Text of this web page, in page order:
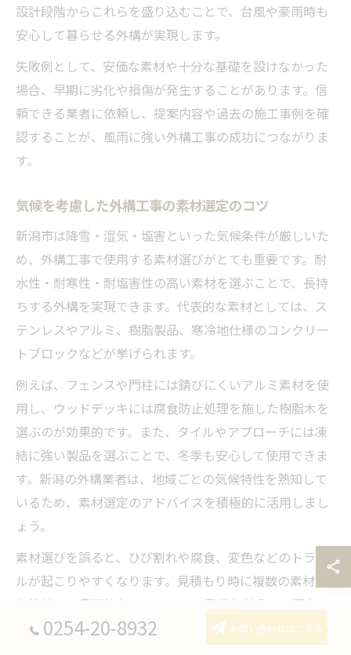
設計段階からこれらを盛り込むことで、台風や豪雨時も
安心して暮らせる外構が実現します。
失敗例として、安価な素材や十分な基礎を設けなかった
場合、早期に劣化や損傷が発生することがあります。信
頼できる業者に依頼し、提案内容や過去の施工事例を確
認することが、風雨に強い外構工事の成功につながりま
す。
気候を考慮した外構工事の素材選定のコツ
新潟市は降雪・湿気・塩害といった気候条件が厳しいた
め、外構工事で使用する素材選びがとても重要です。耐
水性・耐寒性・耐塩害性の高い素材を選ぶことで、長持
ちする外構を実現できます。代表的な素材としては、ス
テンレスやアルミ、樹脂製品、寒冷地仕様のコンクリー
トブロックなどが挙げられます。
例えば、フェンスや門柱には錆びにくいアルミ素材を使
用し、ウッドデッキには腐食防止処理を施した樹脂木を
選ぶのが効果的です。また、タイルやアプローチには凍
結に強い製品を選ぶことで、冬季も安心して使用できま
す。新潟の外構業者は、地域ごとの気候特性を熟知して
いるため、素材選定のアドバイスを積極的に活用しまし
ょう。
素材選びを誤ると、ひび割れや腐食、変色などのトラブ
ルが起こりやすくなります。見積もり時に複数の素材案
を比較し、長期的なメンテナンス費用も考慮して選定す
ることが大切です。
0254-20-8932 お問い合わせはこちら